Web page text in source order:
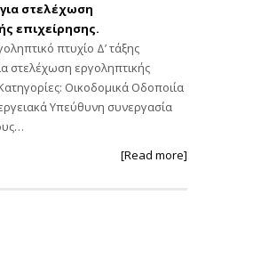
στελέχωση
επιχείρησης.
πτυχίο Δ’ τάξης
στελέχωση εργοληπτικής
Οικοδομικά Οδοποιία
Υπεύθυνη συνεργασία
[Read more]